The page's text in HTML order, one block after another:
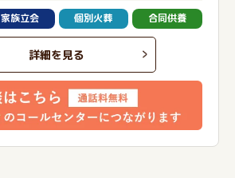
家族立会 個別火葬 合同供養
詳細を見る